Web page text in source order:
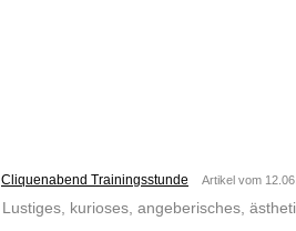
Cliquenabend Trainingsstunde Artikel vom
Lustiges, kurioses, angeberisches,